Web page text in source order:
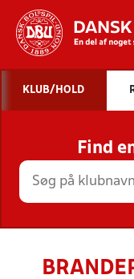
STILLINGER,
KLUB/HOLD
Find